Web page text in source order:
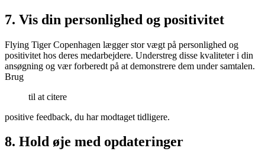
7. Vis din personlighed og positivitet
Flying Tiger Copenhagen lægger stor vægt på personlighed og
positivitet hos deres medarbejdere. Understreg disse kvaliteter i din
ansøgning og vær forberedt på at demonstrere dem under samtalen.
Brug
til at citere
positive feedback, du har modtaget tidligere.
8. Hold øje med opdateringer